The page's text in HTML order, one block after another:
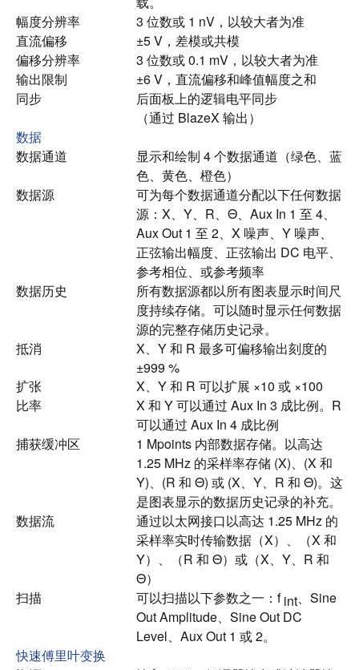
幅度分辨率
3 位数或 1 nV，以较大者为准
直流偏移
±5 V，差模或共模
偏移分辨率
3 位数或 0.1 mV，以较大者为准
输出限制
±6 V，直流偏移和峰值幅度之和
同步
后面板上的逻辑电平同步
（通过 BlazeX 输出）
数据
数据通道
显示和绘制 4 个数据通道（绿色、蓝
色、黄色、橙色）
数据源
可为每个数据通道分配以下任何数据
源：X、Y、R、Θ、Aux In 1 至 4、
Aux Out 1 至 2、X 噪声、Y 噪声、
正弦输出幅度、正弦输出 DC 电平、
参考相位、或参考频率
数据历史
所有数据源都以所有图表显示时间尺
度持续存储。 可以随时显示任何数据
源的完整存储历史记录。
抵消
X、Y 和 R 最多可偏移输出刻度的
±999 %
扩张
X、Y 和 R 可以扩展 ×10 或 ×100
比率
X 和 Y 可以通过 Aux In 3 成比例。R
可以通过 Aux In 4 成比例
捕获缓冲区
1 Mpoints 内部数据存储。 以高达
1.25 MHz 的采样率存储 (X)、(X 和
Y)、(R 和 Θ) 或 (X、Y、R 和 Θ)。 这
是图表显示的数据历史记录的补充。
数据流
通过以太网接口以高达 1.25 MHz 的
采样率实时传输数据（X）、（X 和
Y）、（R 和 Θ）或（X、Y、R 和
Θ）
扫描
可以扫描以下参数之一：fint、Sine
Out Amplitude、Sine Out DC
Level、Aux Out 1 或 2。
快速傅里叶变换